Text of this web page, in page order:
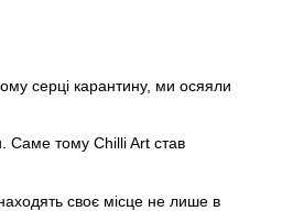
серці карантину, ми осяяли
Саме тому Chilli Art став
своє місце не лише в